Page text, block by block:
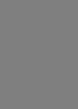
Hygiène
Crédit
Fiscalité
routière
technique -
immobilier
de retraite